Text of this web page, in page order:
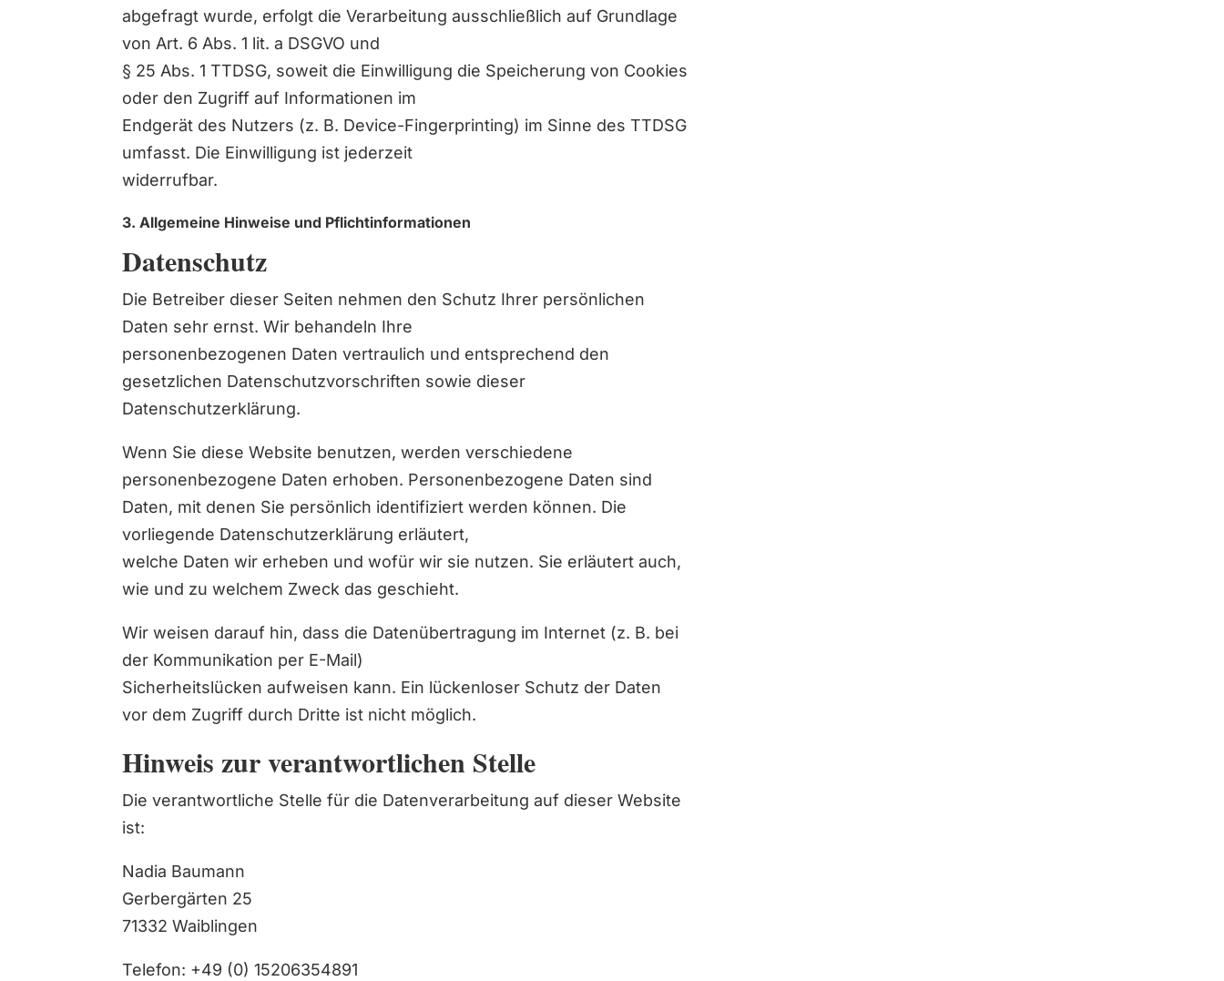
abgefragt wurde, erfolgt die Verarbeitung ausschließlich auf Grundlage
von Art. 6 Abs. 1 lit. a DSGVO und
§ 25 Abs. 1 TTDSG, soweit die Einwilligung die Speicherung von Cookies
oder den Zugriff auf Informationen im
Endgerät des Nutzers (z. B. Device-Fingerprinting) im Sinne des TTDSG
umfasst. Die Einwilligung ist jederzeit
widerrufbar.
3. Allgemeine Hinweise und Pflichtinformationen
Datenschutz
Die Betreiber dieser Seiten nehmen den Schutz Ihrer persönlichen
Daten sehr ernst. Wir behandeln Ihre
personenbezogenen Daten vertraulich und entsprechend den
gesetzlichen Datenschutzvorschriften sowie dieser
Datenschutzerklärung.
Wenn Sie diese Website benutzen, werden verschiedene
personenbezogene Daten erhoben. Personenbezogene Daten sind
Daten, mit denen Sie persönlich identifiziert werden können. Die
vorliegende Datenschutzerklärung erläutert,
welche Daten wir erheben und wofür wir sie nutzen. Sie erläutert auch,
wie und zu welchem Zweck das geschieht.
Wir weisen darauf hin, dass die Datenübertragung im Internet (z. B. bei
der Kommunikation per E-Mail)
Sicherheitslücken aufweisen kann. Ein lückenloser Schutz der Daten
vor dem Zugriff durch Dritte ist nicht möglich.
Hinweis zur verantwortlichen Stelle
Die verantwortliche Stelle für die Datenverarbeitung auf dieser Website
ist:
Nadia Baumann
Gerbergärten 25
71332 Waiblingen
Telefon: +49 (0) 15206354891